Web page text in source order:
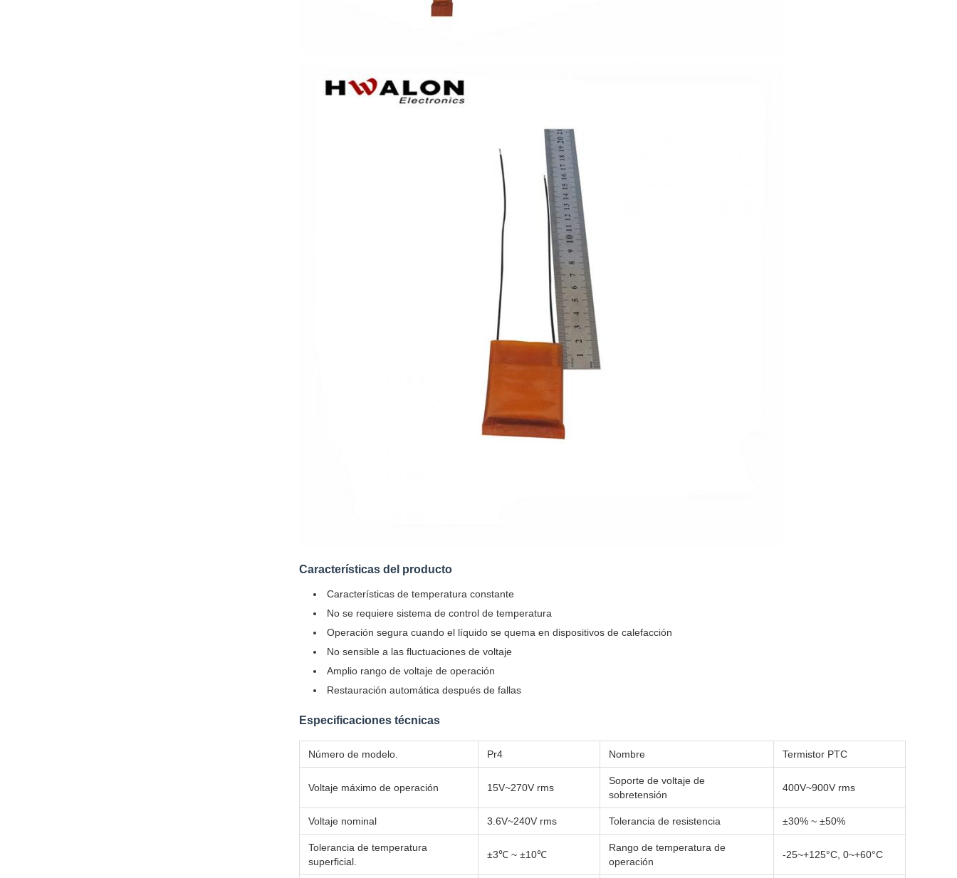
Características del producto
Características de temperatura constante
No se requiere sistema de control de temperatura
Operación segura cuando el líquido se quema en dispositivos de calefacción
No sensible a las fluctuaciones de voltaje
Amplio rango de voltaje de operación
Restauración automática después de fallas
Especificaciones técnicas
Número de modelo. Pr4 Nombre Termistor PTC
Voltaje máximo de operación 15V~270V rms
Soporte de voltaje de
sobretensión
400V~900V rms
Voltaje nominal 3.6V~240V rms Tolerancia de resistencia ±30% ~ ±50%
Tolerancia de temperatura
superficial.
±3℃ ~ ±10℃
Rango de temperatura de
operación
-25~+125°C, 0~+60°C